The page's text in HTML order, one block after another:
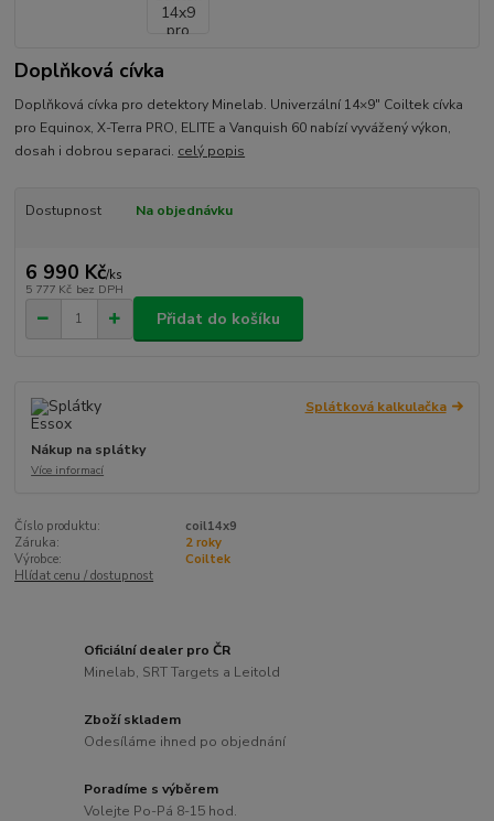
Doplňková cívka
Doplňková cívka pro detektory Minelab. Univerzální 14×9" Coiltek cívka
pro Equinox, X-Terra PRO, ELITE a Vanquish 60 nabízí vyvážený výkon,
dosah i dobrou separaci. celý popis
Dostupnost Na objednávku
6 990 Kč/ks
5 777 Kč bez DPH
Přidat do košíku
Splátková kalkulačka
Nákup na splátky
Více informací
Číslo produktu:
coil14x9
Záruka:
2 roky
Výrobce:
Coiltek
Hlídat cenu / dostupnost
Oficiální dealer pro ČR
Minelab, SRT Targets a Leitold
Zboží skladem
Odesíláme ihned po objednání
Poradíme s výběrem
Volejte Po-Pá 8-15 hod.